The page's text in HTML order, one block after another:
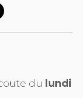
du lundi